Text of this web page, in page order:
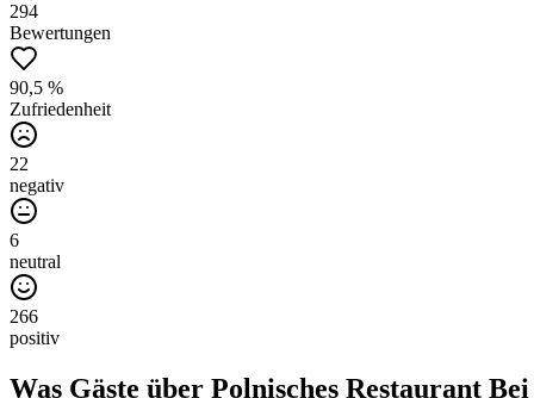
294
Bewertungen
90,5 %
Zufriedenheit
22
negativ
6
neutral
266
positiv
Was Gäste über Polnisches Restaurant